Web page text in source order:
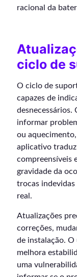
racional da
ciclo de
O ciclo de
capazes de
desnecessários.
informar
ou
aplicativo traduz
compreensíveis
gravidade da
trocas indevidas
real.
Atualizações
correções,
de instalação. O
melhora
uma